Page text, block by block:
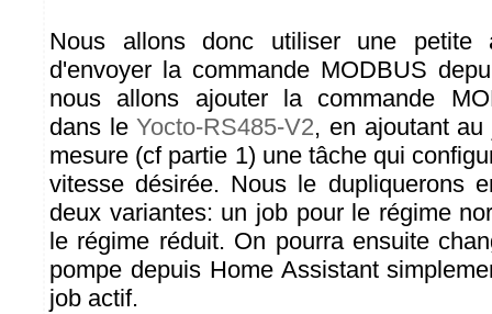
Nous allons donc utiliser une petite
d'envoyer la commande MODBUS
nous allons ajouter la commande
dans leYocto-RS485-V2, en ajoutant
mesure (cf partie 1) une tâche qui
vitesse désirée. Nous le dupliquerons
deux variantes: un job pour le régime
le régime réduit. On pourra ensuite
pompe depuis Home Assistant
job actif.